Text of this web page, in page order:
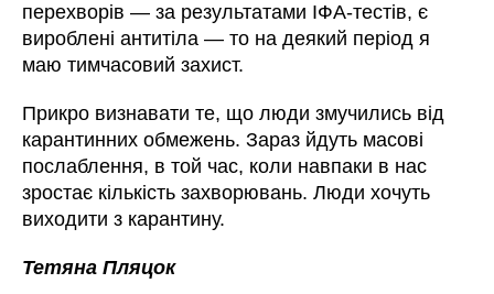
перехворів — за результатами ІФА-тестів, є
вироблені антитіла — то на деякий період я
маю тимчасовий захист.
Прикро визнавати те, що люди змучились від
карантинних обмежень. Зараз йдуть масові
послаблення, в той час, коли навпаки в нас
зростає кількість захворювань. Люди хочуть
виходити з карантину.
Тетяна Пляцок